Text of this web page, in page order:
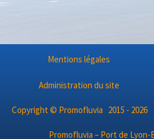
Mentions légales
Administration du site
Copyright © Promofluvia 2015 - 2026
Promofluvia – Port de Lyon-